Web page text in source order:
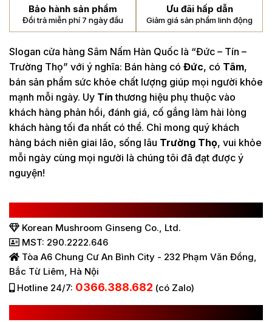
Bảo hành sản phẩm
Đổi trả miễn phí 7 ngày đầu
Ưu đãi hấp dẫn
Giảm giá sản phẩm linh động
Slogan cửa hàng Sâm Nấm Hàn Quốc là “Đức – Tín –
Trường Thọ” với ý nghĩa: Bán hàng có Đức, có Tâm,
bán sản phẩm sức khỏe chất lượng giúp mọi người khỏe
mạnh mỗi ngày. Uy Tín thương hiệu phụ thuộc vào
khách hàng phản hồi, đánh giá, cố gắng làm hài lòng
khách hàng tối đa nhất có thể. Chỉ mong quý khách
hàng bách niên giai lão, sống lâu Trường Thọ, vui khỏe
mỗi ngày cùng mọi người là chúng tôi đã đạt được ý
nguyện!
Korean Mushroom Ginseng Co., Ltd.
MST: 290.2222.646
Tòa A6 Chung Cư An Bình City - 232 Phạm Văn Đồng,
Bắc Từ Liêm, Hà Nội
Hotline 24/7: 0366.388.682 (có Zalo)